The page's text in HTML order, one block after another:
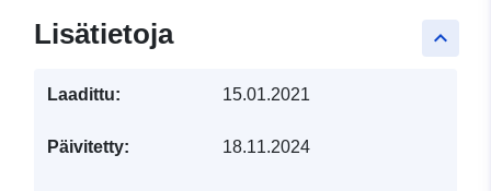
keyboard_arrow_up
Lisätietoja
Laadittu: 15.01.2021
Päivitetty: 18.11.2024